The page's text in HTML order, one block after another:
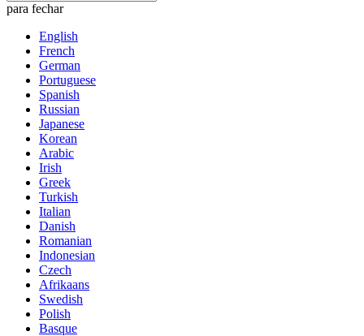
para fechar
English
French
German
Portuguese
Spanish
Russian
Japanese
Korean
Arabic
Irish
Greek
Turkish
Italian
Danish
Romanian
Indonesian
Czech
Afrikaans
Swedish
Polish
Basque